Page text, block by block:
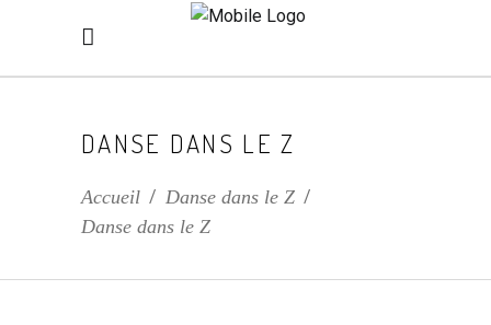
DANSE DANS LE Z
Accueil / Danse dans le Z /
Danse dans le Z